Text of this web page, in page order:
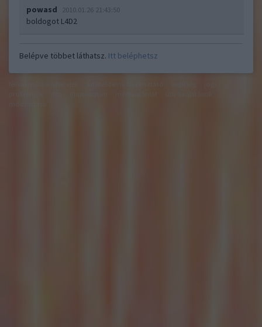
powasd 2010.01.26 21:43:50
boldogot L4D2
Belépve többet láthatsz. Itt beléphetsz